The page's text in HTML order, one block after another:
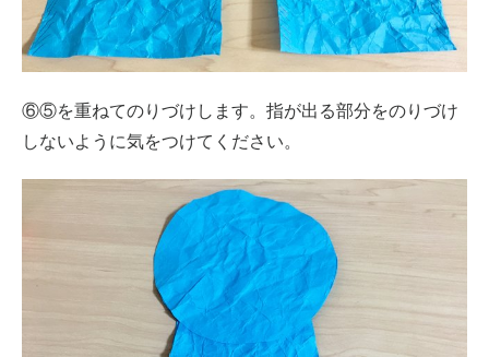
⑥⑤を重ねてのりづけします。指が出る部分をのりづけ
しないように気をつけてください。